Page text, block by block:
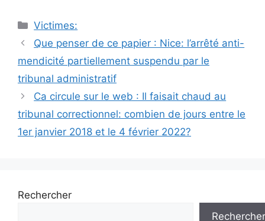
Catégories
Victimes:
Navigation
Que penser de ce papier : Nice: l’arrêté anti-
mendicité partiellement suspendu par le
tribunal administratif
Ca circule sur le web : Il faisait chaud au
tribunal correctionnel: combien de jours entre le
1er janvier 2018 et le 4 février 2022?
Rechercher
Rechercher